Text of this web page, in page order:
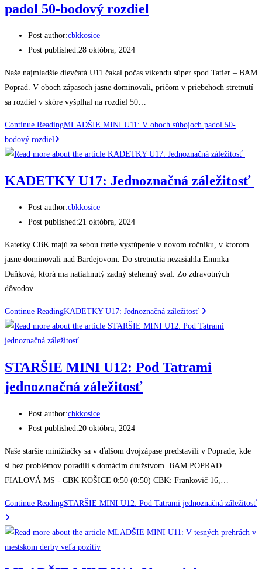
padol 50-bodový rozdiel
Post author:cbkkosice
Post published:28 októbra, 2024
Naše najmladšie dievčatá U11 čakal počas víkendu súper spod Tatier – BAM
Poprad. V oboch zápasoch jasne dominovali, pričom v priebehoch stretnutí
sa rozdiel v skóre vyšplhal na rozdiel 50…
Continue ReadingMLADŠIE MINI U11: V oboch súbojoch padol 50-
bodový rozdiel
KADETKY U17: Jednoznačná záležitosť
Post author:cbkkosice
Post published:21 októbra, 2024
Katetky CBK majú za sebou tretie vystúpenie v novom ročníku, v ktorom
jasne dominovali nad Bardejovom. Do stretnutia nezasiahla Emmka
Daňková, ktorá ma natiahnutý zadný stehenný sval. Zo zdravotných
dôvodov…
Continue ReadingKADETKY U17: Jednoznačná záležitosť
STARŠIE MINI U12: Pod Tatrami
jednoznačná záležitosť
Post author:cbkkosice
Post published:20 októbra, 2024
Naše staršie minižiačky sa v ďalšom dvojzápase predstavili v Poprade, kde
si bez problémov poradili s domácim družstvom. BAM POPRAD
FIALOVÁ MS - CBK KOŠICE 0:50 (0:50) CBK: Frankovič 16,…
Continue ReadingSTARŠIE MINI U12: Pod Tatrami jednoznačná záležitosť